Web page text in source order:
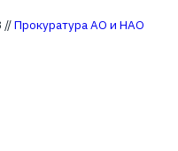
//Прокуратура АО и НАО